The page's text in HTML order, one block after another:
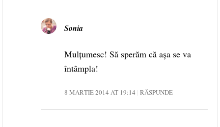
Sonia
Mulțumesc! Să sperăm că așa se va
întâmpla!
8 MARTIE 2014 AT 19:14 RĂSPUNDE